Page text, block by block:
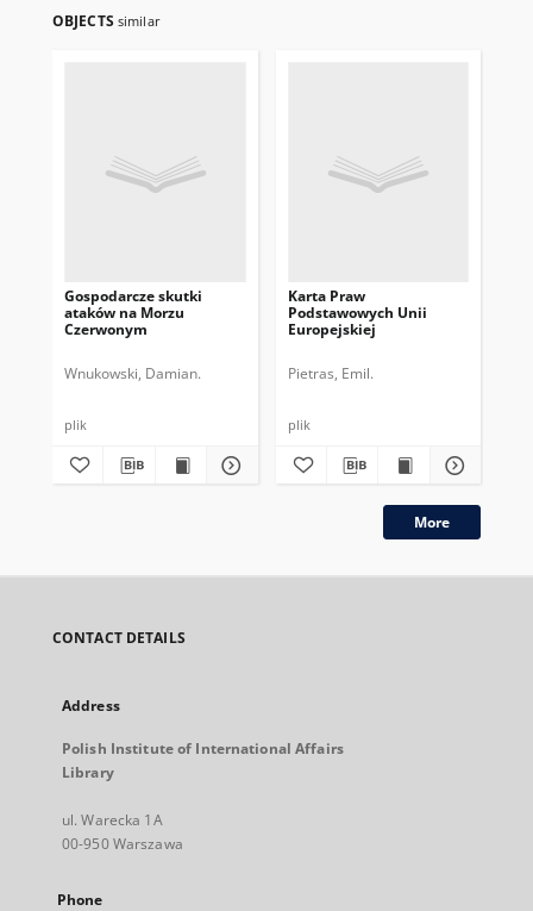
OBJECTS similar
Gospodarcze skutki
ataków na Morzu
Czerwonym
Wnukowski, Damian.
plik
Karta Praw
Podstawowych Unii
Europejskiej
Pietras, Emil.
plik
More
CONTACT DETAILS
Address
Polish Institute of International Affairs
Library
ul. Warecka 1A
00-950 Warszawa
Phone